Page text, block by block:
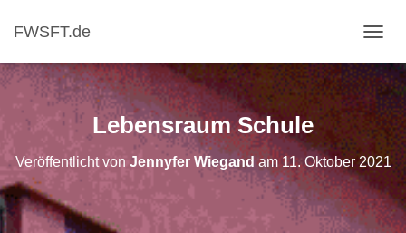
FWSFT.de
Lebensraum Schule
Veröffentlicht von Jennyfer Wiegand am11. Oktober 2021